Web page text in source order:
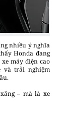
nhiều ý nghĩa
Honda đang
máy điện cao
và trải nghiệm
– mà là xe